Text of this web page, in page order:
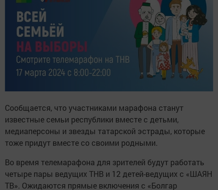
Сообщается, что участниками марафона станут
известные семьи республики вместе с детьми,
медиаперсоны и звезды татарской эстрады, которые
тоже придут вместе со своими родными.
Во время телемарафона для зрителей будут работать
четыре пары ведущих ТНВ и 12 детей-ведущих с «ШАЯН
ТВ». Ожидаются прямые включения с «Болгар